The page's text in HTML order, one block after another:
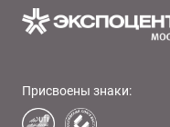
Присвоены знаки: